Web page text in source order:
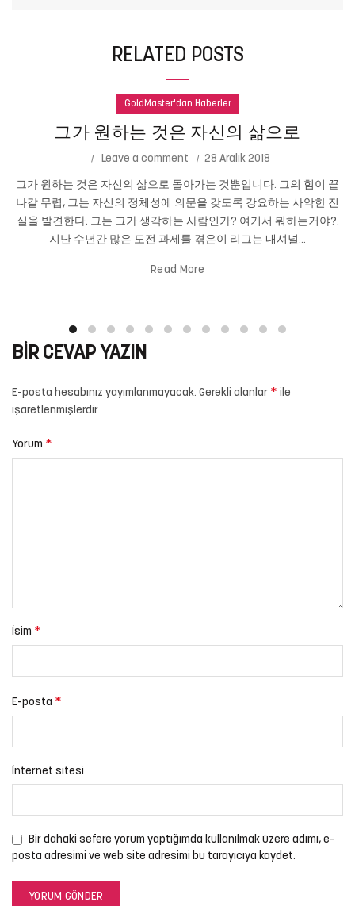
RELATED POSTS
GoldMaster'dan Haberler
그가 원하는 것은 자신의 삶으로
Leave a comment 28 Aralık 2018
그가 원하는 것은 자신의 삶으로 돌아가는 것뿐입니다. 그의 힘이 끝
나갈 무렵, 그는 자신의 정체성에 의문을 갖도록 강요하는 사악한 진
실을 발견한다. 그는 그가 생각하는 사람인가? 여기서 뭐하는거야?.
지난 수년간 많은 도전 과제를 겪은이 리그는 내셔널...
Read More
BIR CEVAP YAZIN
E-posta hesabınız yayımlanmayacak. Gerekli alanlar * ile
işaretlenmişlerdir
Yorum *
İsim *
E-posta *
İnternet sitesi
Bir dahaki sefere yorum yaptığımda kullanılmak üzere adımı, e-
posta adresimi ve web site adresimi bu tarayıcıya kaydet.